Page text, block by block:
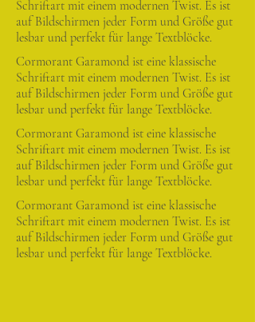
Schriftart mit einem modernen Twist. Es ist
auf Bildschirmen jeder Form und Größe gut
lesbar und perfekt für lange Textblöcke.
Cormorant Garamond ist eine klassische
Schriftart mit einem modernen Twist. Es ist
auf Bildschirmen jeder Form und Größe gut
lesbar und perfekt für lange Textblöcke.
Cormorant Garamond ist eine klassische
Schriftart mit einem modernen Twist. Es ist
auf Bildschirmen jeder Form und Größe gut
lesbar und perfekt für lange Textblöcke.
Cormorant Garamond ist eine klassische
Schriftart mit einem modernen Twist. Es ist
auf Bildschirmen jeder Form und Größe gut
lesbar und perfekt für lange Textblöcke.